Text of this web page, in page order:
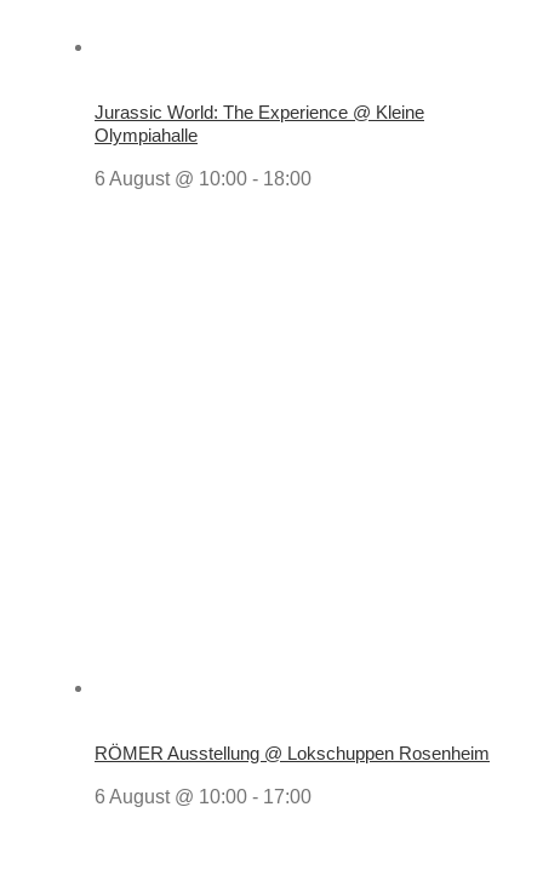
Jurassic World: The Experience @ Kleine
Olympiahalle
6 August @ 10:00 - 18:00
RÖMER Ausstellung @ Lokschuppen Rosenheim
6 August @ 10:00 - 17:00